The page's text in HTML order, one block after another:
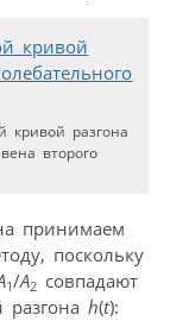
кривой разгона
второго
принимаем
поскольку
1/A2 совпадают
h(t):